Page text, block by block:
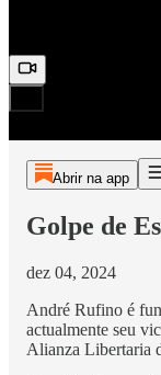
Abrir na app
Golpe de
dez 04, 2024
André Rufino é
actualmente seu
Alianza Libertaria